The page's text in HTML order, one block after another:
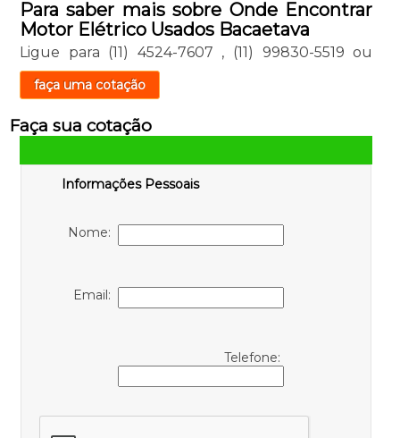
Para saber mais sobre Onde Encontrar
Motor Elétrico Usados Bacaetava
Ligue para (11) 4524-7607 , (11) 99830-5519 ou
faça uma cotação
Faça sua cotação
Informações Pessoais
Nome:
Email:
Telefone: